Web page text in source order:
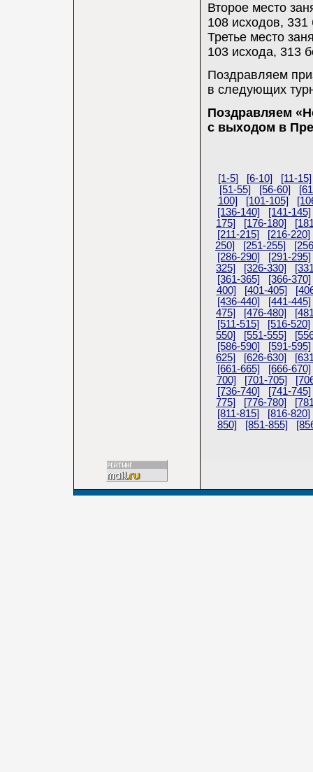
Второе место
108 исходов, 331
Третье место
103 исхода, 313
Поздравляем
в следующих
Поздравляем
с выходом в
[1-5] [6-10]
[11-15]
[51-55]
[56-60]
100]
[101-105]
[136-140]
[141-145]
175]
[176-180]
[211-215]
[216-220]
250]
[251-255]
[286-290]
[291-295]
325]
[326-330]
[361-365]
[366-370]
400]
[401-405]
[436-440]
[441-445]
475]
[476-480]
[511-515]
[516-520]
550]
[551-555]
[586-590]
[591-595]
625]
[626-630]
[661-665]
[666-670]
700]
[701-705]
[736-740]
[741-745]
775]
[776-780]
[811-815]
[816-820]
850]
[851-855]